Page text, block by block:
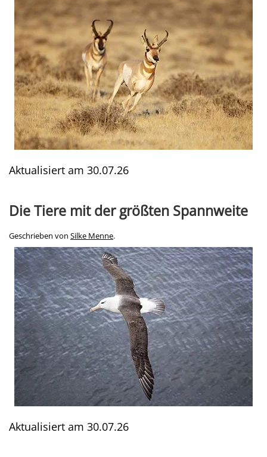
Aktualisiert am 30.07.26
Die Tiere mit der größten Spannweite
Geschrieben von Silke Menne.
Aktualisiert am 30.07.26